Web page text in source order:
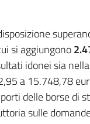
si aggiungono
idonei sia nella
a 15.748,78
delle borse di
sulle